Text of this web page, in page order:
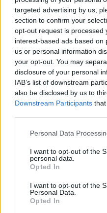
targeted advertising by us,
section to confirm your
opt-out request is processed
interest-based ads based on
us or personal information
your opt-out. You may
disclosure of your personal
IAB’s list of downstream
also be disclosed by us to
Downstream Participants
Personal Data
I want to opt-out of the
personal data.
Opted In
I want to opt-out of the
Personal Data.
Opted In
Alec dhe Hilaria Baldwin:
shtatë fëmijë, dashuri dhe
qëndresë përballë viteve
të vështira